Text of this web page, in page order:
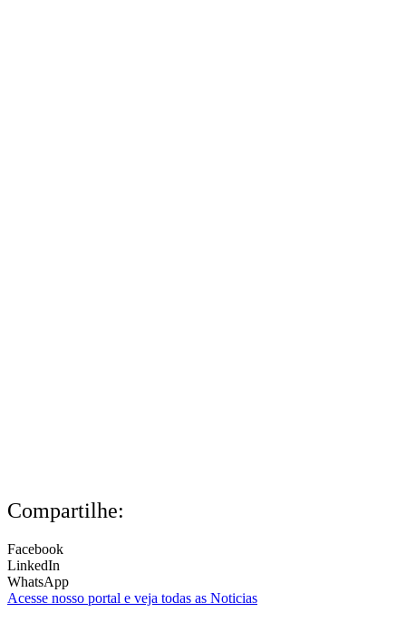
Compartilhe:
Facebook
LinkedIn
WhatsApp
Acesse nosso portal e veja todas as Noticias